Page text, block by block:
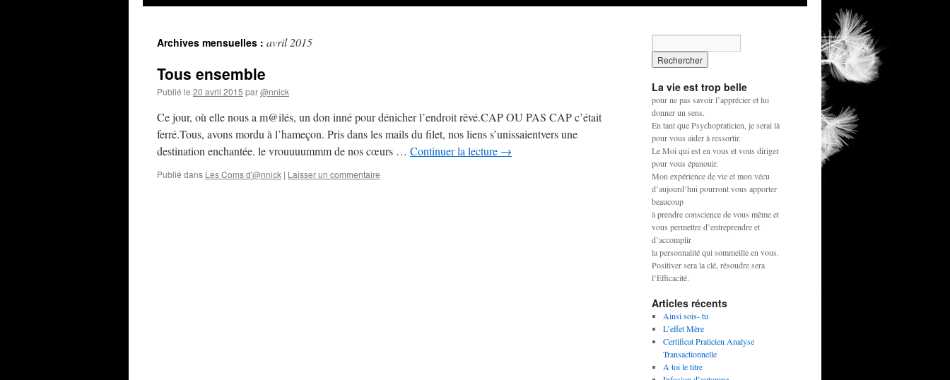
contenu
Archives mensuelles : avril 2015
Tous ensemble
Publié le 20 avril 2015 par@nnick
Ce jour, où elle nous a m@ilés, un don inné pour dénicher l’endroit rêvé.CAP OU PAS CAP c’était
ferré.Tous, avons mordu à l’hameçon. Pris dans les mails du filet, nos liens s’unissaientvers une
destination enchantée. le vrouuuummm de nos cœurs … Continuer la lecture →
Publié dans Les Coms d'@nnick | Laisser un commentaire
La vie est trop belle
pour ne pas savoir l’apprécier et lui
donner un sens.
En tant que Psychopraticien, je serai là
pour vous aider à ressortir.
Le Moi qui est en vous et vous diriger
pour vous épanouir.
Mon expérience de vie et mon vécu
d’aujourd’hui pourront vous apporter
beaucoup
à prendre conscience de vous même et
vous permettre d’entreprendre et
d’accomplir
la personnalité qui sommeille en vous.
Positiver sera la clé, résoudre sera
l’Efficacité.
Articles récents
Ainsi sois- tu
L’effet Mère
Certificat Praticien Analyse
Transactionnelle
A toi le titre